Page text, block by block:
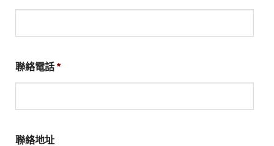
聯絡電話 *
聯絡地址